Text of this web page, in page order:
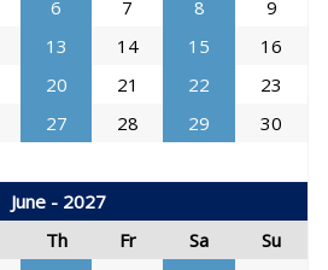
6 7 8
9
13 14 15
16
20 21 22
23
27 28 29
30
June - 2027
Th Fr Sa
Su